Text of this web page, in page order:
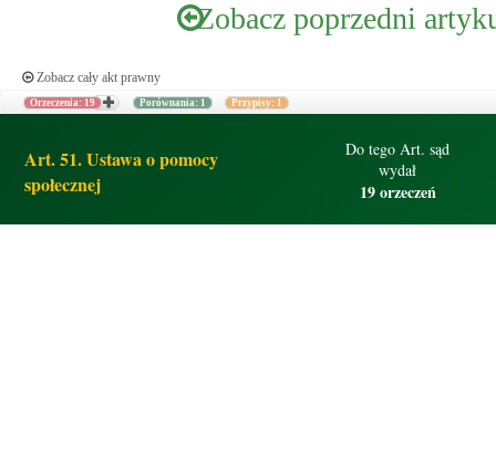
Zobacz poprzedni
Zobacz cały akt prawny
Orzeczenia: 19 Porównania: 1 Przypisy: 1
Art. 51. Ustawa o pomocy
społecznej
Do tego Art. sąd
wydał
19 orzeczeń